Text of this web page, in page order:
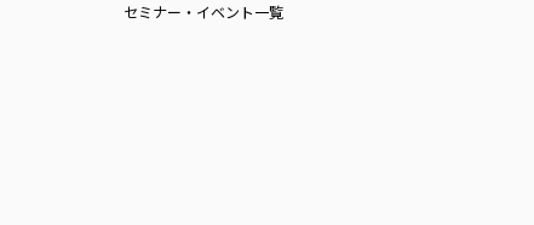
セミナー・イベント一覧